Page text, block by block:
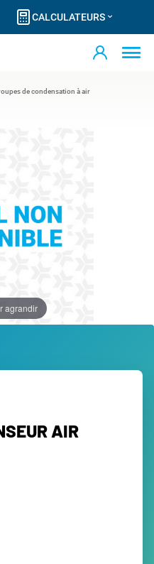
CALCULATEURS
de condensation à air
agrandir
AIR